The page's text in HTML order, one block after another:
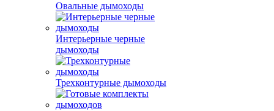
Овальные дымоходы
Интерьерные черные
дымоходы
Трехконтурные дымоходы